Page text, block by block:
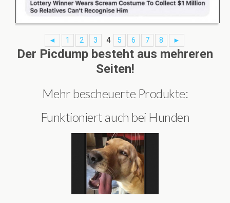
◄ 1 2 3 4 5 6 7 8 ►
Der Picdump besteht aus mehreren
Seiten!
Mehr bescheuerte Produkte:
Funktioniert auch bei Hunden